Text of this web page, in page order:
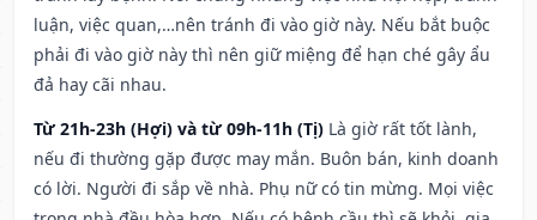
luận, việc quan,…nên tránh đi vào giờ này. Nếu bắt buộc
phải đi vào giờ này thì nên giữ miệng để hạn ché gây ẩu
đả hay cãi nhau.
Từ 21h-23h (Hợi) và từ 09h-11h (Tị) Là giờ rất tốt lành,
nếu đi thường gặp được may mắn. Buôn bán, kinh doanh
có lời. Người đi sắp về nhà. Phụ nữ có tin mừng. Mọi việc